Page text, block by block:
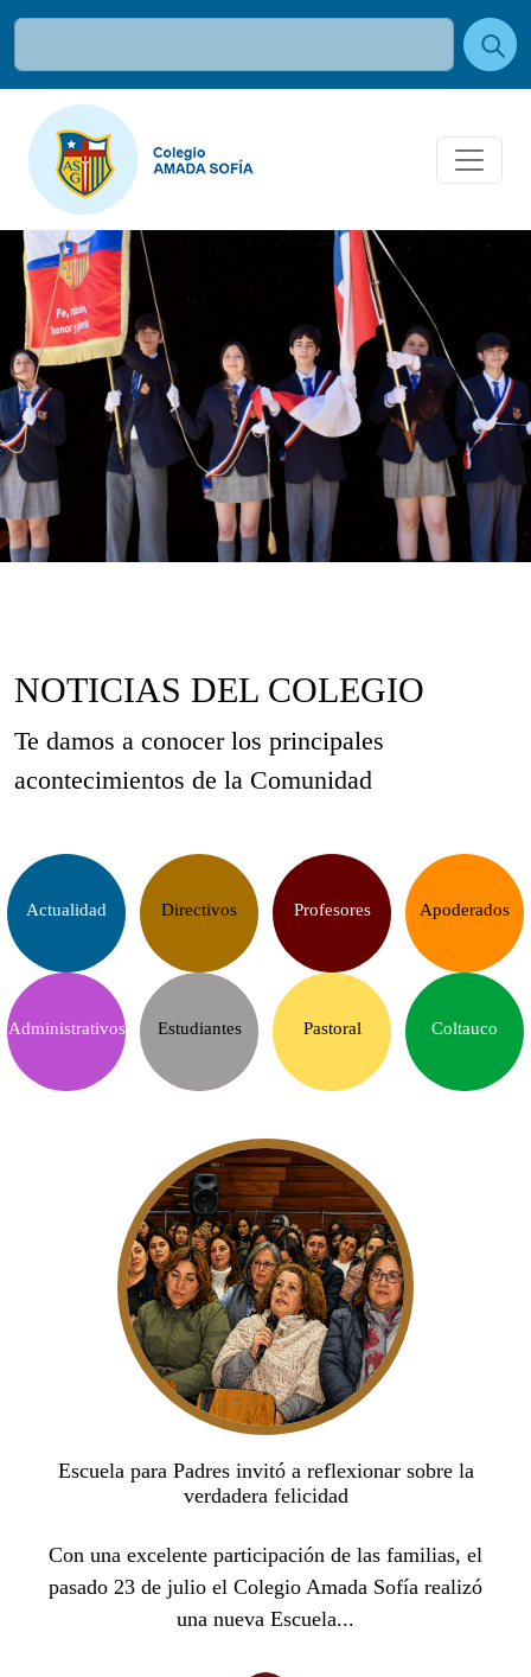
NOTICIAS DEL COLEGIO
Te damos a conocer los principales
acontecimientos de la Comunidad
Actualidad Directivos Profesores Apoderados
Administrativos Estudiantes Pastoral Coltauco
Escuela para Padres invitó a reflexionar sobre la
verdadera felicidad
Con una excelente participación de las familias, el
pasado 23 de julio el Colegio Amada Sofía realizó
una nueva Escuela...